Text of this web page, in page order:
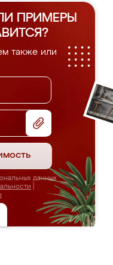
ПРИМЕРЫ
также или
данных